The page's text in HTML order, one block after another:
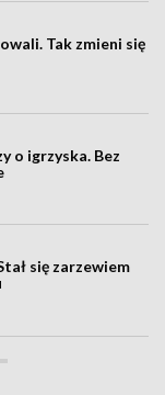
Tak zmieni się
o igrzyska. Bez
się zarzewiem